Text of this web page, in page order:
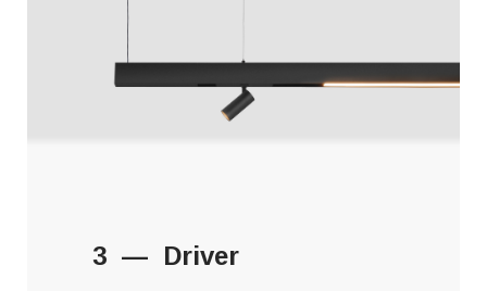
3 — Driver